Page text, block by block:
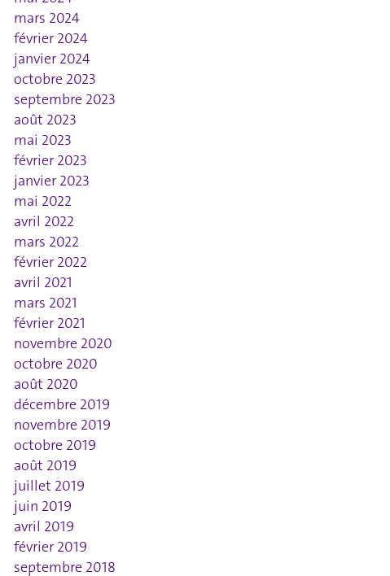
mars 2024
février 2024
janvier 2024
octobre 2023
septembre 2023
août 2023
mai 2023
février 2023
janvier 2023
mai 2022
avril 2022
mars 2022
février 2022
avril 2021
mars 2021
février 2021
novembre 2020
octobre 2020
août 2020
décembre 2019
novembre 2019
octobre 2019
août 2019
juillet 2019
juin 2019
avril 2019
février 2019
septembre 2018